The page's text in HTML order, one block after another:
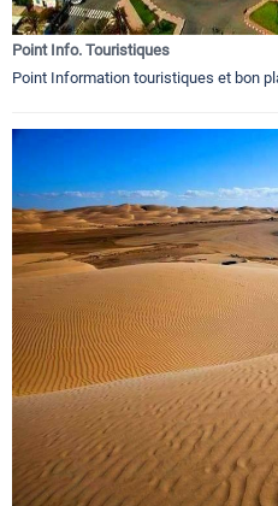
Point Info. Touristiques
Point Information touristiques et bon